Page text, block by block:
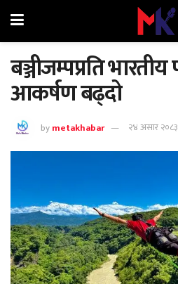
बञ्जीजम्पप्रति
आकर्षण बढ्दो
bymetakhabar २४ असार